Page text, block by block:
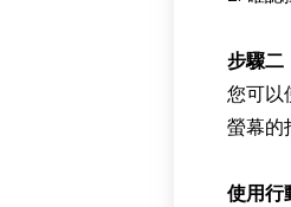
步驟二
您可以
螢幕的
使用行